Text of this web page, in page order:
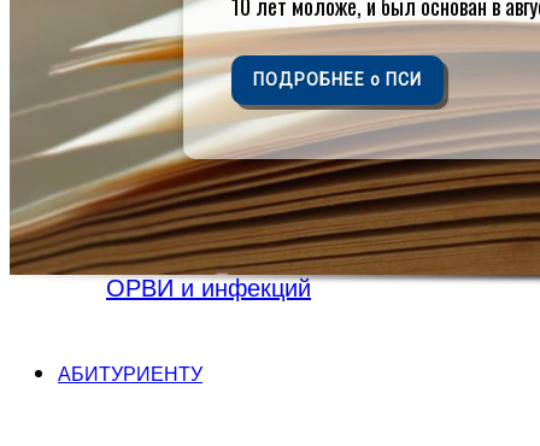
система оценки
качества
образования
Противодействие
коррупции
Международное
сотрудничество
Награды и
достижения
Профилактика
ОРВИ и инфекций
АБИТУРИЕНТУ
ПОДРОБНЕЕ о ПСИ